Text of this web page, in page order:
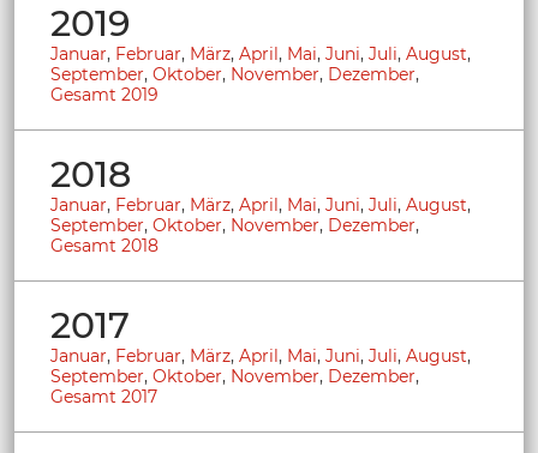
2019
Januar, Februar, März, April, Mai, Juni, Juli, August,
September, Oktober, November, Dezember,
Gesamt 2019
2018
Januar, Februar, März, April, Mai, Juni, Juli, August,
September, Oktober, November, Dezember,
Gesamt 2018
2017
Januar, Februar, März, April, Mai, Juni, Juli, August,
September, Oktober, November, Dezember,
Gesamt 2017